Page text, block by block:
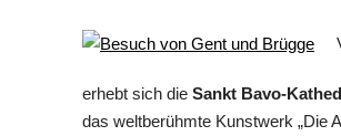
erhebt sich die Sankt Bavo-
das weltberühmte Kunstwerk „Die